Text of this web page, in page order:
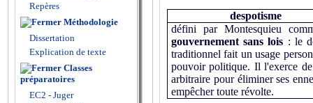
Repères
Méthodologie
Dissertation
Explication de texte
Classes
préparatoires
EC2 - Juger
despotisme
défini par Montesquieu
gouvernement sans lois : le
traditionnel fait un usage
pouvoir politique. Il l'exerce
arbitraire pour éliminer ses
empêcher toute révolte.